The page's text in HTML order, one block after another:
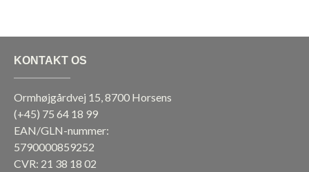
KONTAKT OS
Ormhøjgårdvej 15, 8700 Horsens
(+45) 75 64 18 99
EAN/GLN-nummer:
5790000859252
CVR: 21 38 18 02